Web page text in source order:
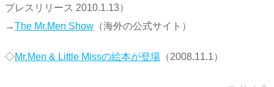
プレスリリース 2010.1.13）
→The Mr.Men Show （海外の公式サイト）
◇Mr.Men & Little Missの絵本が登場 （2008.11.1）